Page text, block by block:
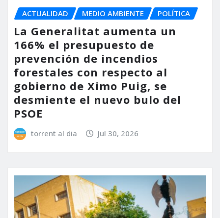
ACTUALIDAD MEDIO AMBIENTE POLÍTICA
La Generalitat aumenta un
166% el presupuesto de
prevención de incendios
forestales con respecto al
gobierno de Ximo Puig, se
desmiente el nuevo bulo del
PSOE
torrent al dia Jul 30, 2026